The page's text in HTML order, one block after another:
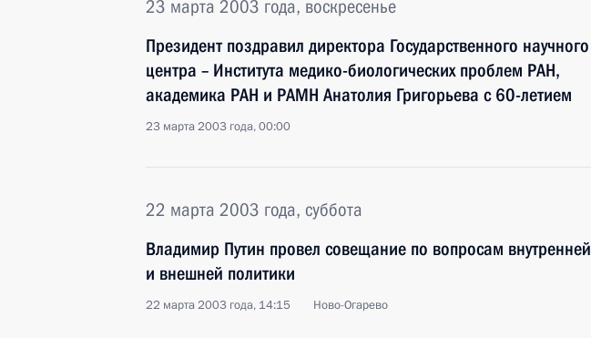
23 марта 2003 года, воскресенье
Президент поздравил директора Государственного научного
центра – Института медико-биологических проблем РАН,
академика РАН и РАМН Анатолия Григорьева с 60-летием
23 марта 2003 года, 00:00
22 марта 2003 года, суббота
Владимир Путин провел совещание по вопросам внутренней
и внешней политики
22 марта 2003 года, 14:15 Ново-Огарево